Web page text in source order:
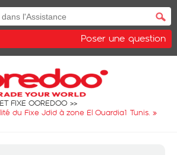
Poser une question
FIXE OOREDOO
du Fixe Jdid à zone El Ouardia1 Tunis. »